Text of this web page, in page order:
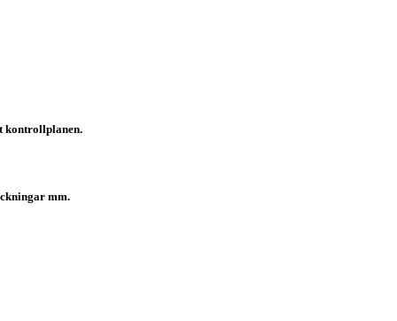
kontrollplanen.
mm.